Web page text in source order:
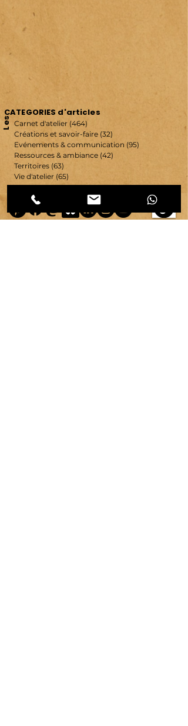
Carnet d'atelier (464)
Créations et savoir-faire (32)
Evénements & communication (95)
Ressources & ambiance (42)
Territoires (63)
Vie d'atelier (65)
Les
CATEGORIES d'articles